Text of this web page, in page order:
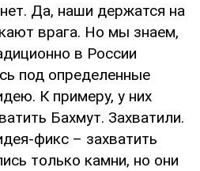
Да, наши держатся на
врага. Но мы знаем,
в России
под определенные
К примеру, у них
Бахмут. Захватили.
фикс – захватить
только камни, но они